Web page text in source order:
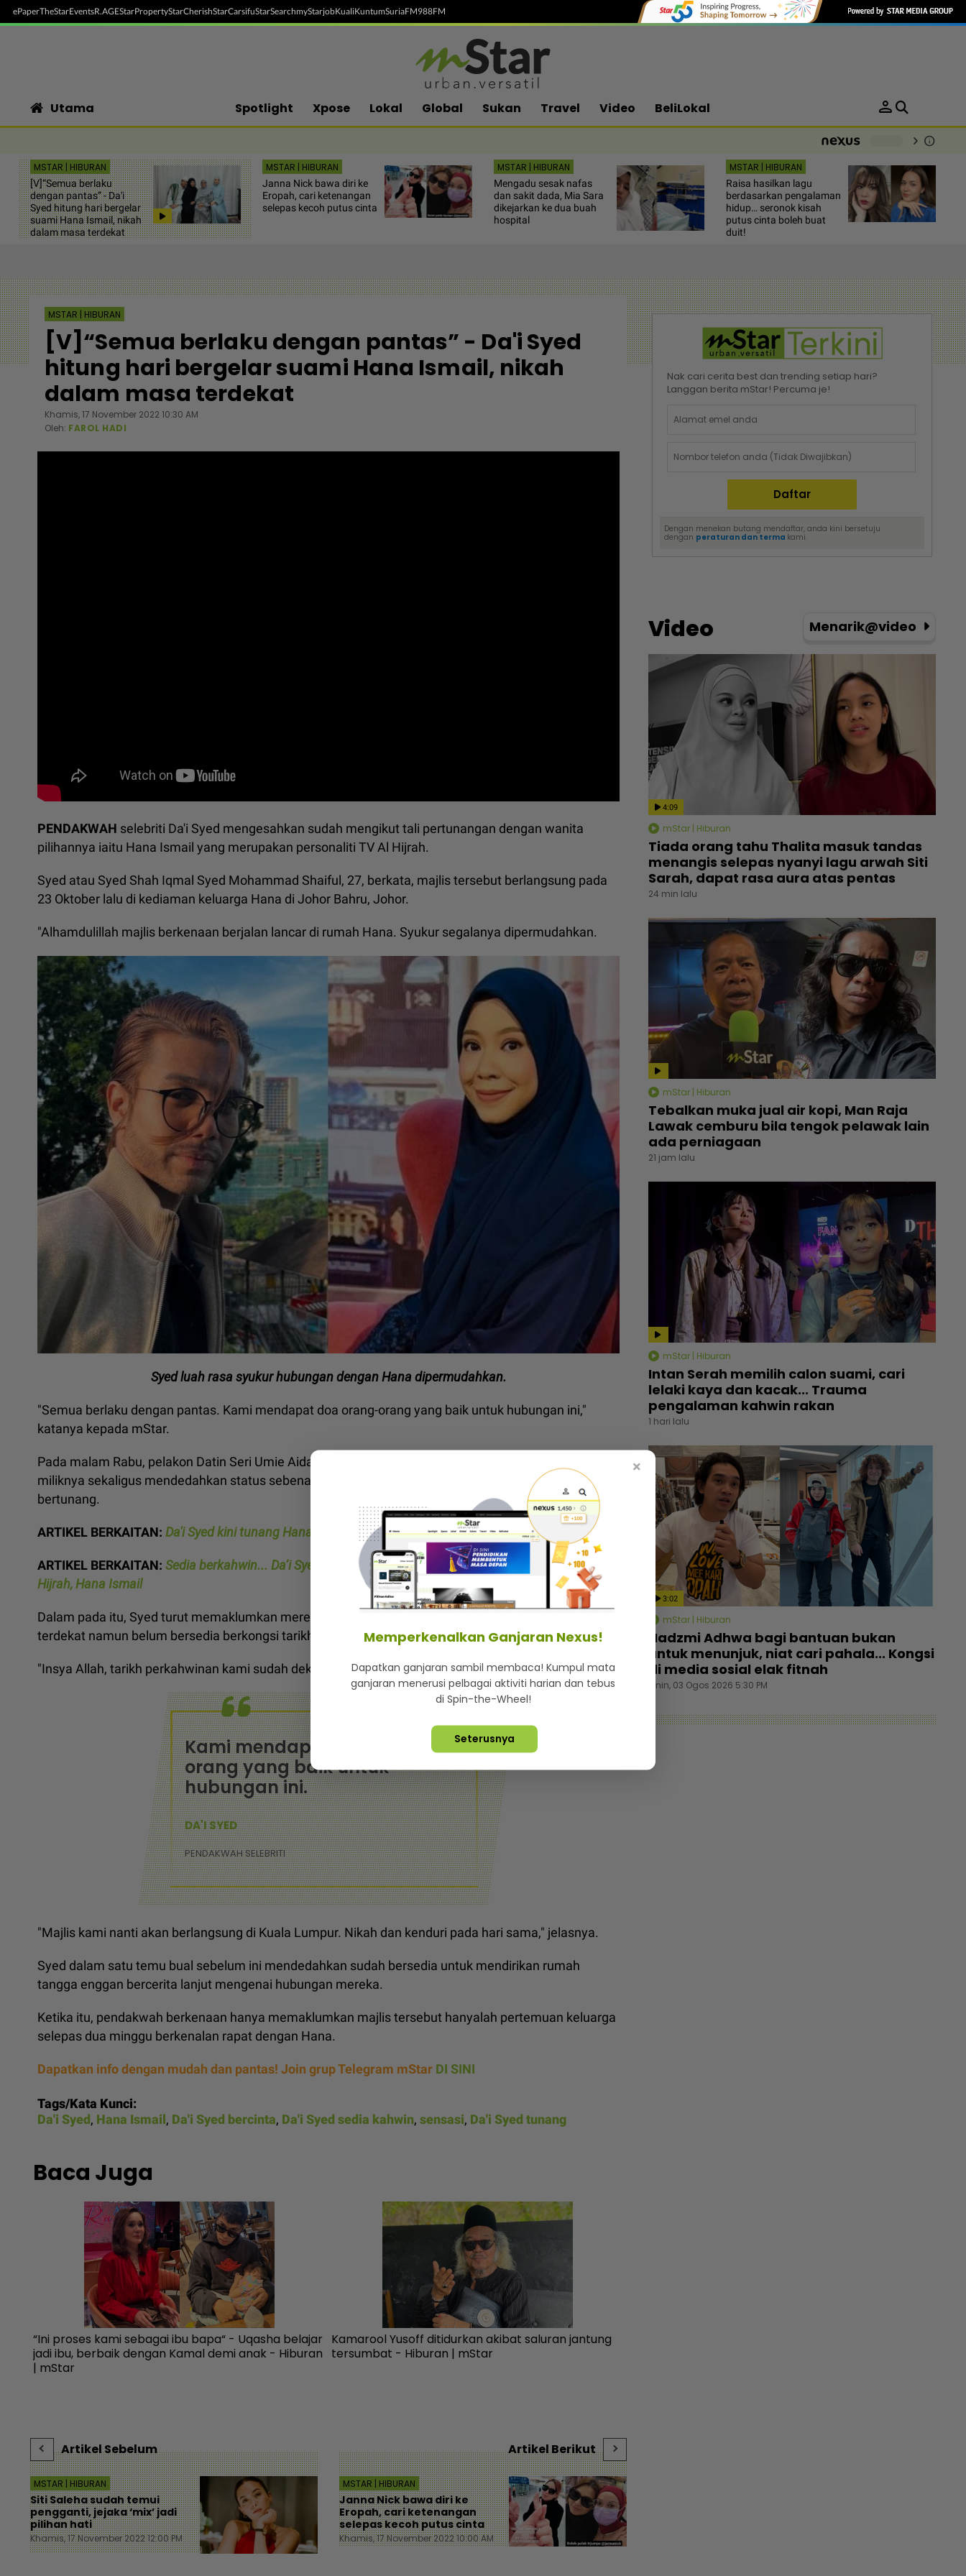
ePaperTheStarEventsR.AGEStarPropertyStarCherishStarCarsifuStarSearchmyStarjobKualiKuntumSuriaFM988FM
Utama Spotlight Xpose Lokal Global Sukan Travel Video BeliLokal person
chevron_right info
MSTAR | HIBURAN
[V]“Semua berlaku
dengan pantas” - Da'i
Syed hitung hari bergelar
suami Hana Ismail, nikah
dalam masa terdekat
MSTAR | HIBURAN
Janna Nick bawa diri ke
Eropah, cari ketenangan
selepas kecoh putus cinta
MSTAR | HIBURAN
Mengadu sesak nafas
dan sakit dada, Mia Sara
dikejarkan ke dua buah
hospital
MSTAR | HIBURAN
Raisa hasilkan lagu
berdasarkan pengalaman
hidup… seronok kisah
putus cinta boleh buat
duit!
MSTAR | HIBURAN
[V]“Semua berlaku dengan pantas” - Da'i Syed
hitung hari bergelar suami Hana Ismail, nikah
dalam masa terdekat
Khamis, 17 November 2022 10:30 AM
Oleh: FAROL HADI
PENDAKWAH selebriti Da'i Syed mengesahkan sudah mengikut tali pertunangan dengan wanita
pilihannya iaitu Hana Ismail yang merupakan personaliti TV Al Hijrah.
Syed atau Syed Shah Iqmal Syed Mohammad Shaiful, 27, berkata, majlis tersebut berlangsung pada
23 Oktober lalu di kediaman keluarga Hana di Johor Bahru, Johor.
"Alhamdulillah majlis berkenaan berjalan lancar di rumah Hana. Syukur segalanya dipermudahkan.
Syed luah rasa syukur hubungan dengan Hana dipermudahkan.
"Semua berlaku dengan pantas. Kami mendapat doa orang-orang yang baik untuk hubungan ini,"
katanya kepada mStar.
Pada malam Rabu, pelakon Datin Seri Umie Aida berkongsi majlis pasangan berkenaan di Instagram
miliknya sekaligus mendedahkan status sebenar hubungan Syed dan Hana yang dikhabarkan sudah
bertunang.
ARTIKEL BERKAITAN: Da'i Syed kini tunang Hana Ismail, Umie Aida pesan jaga amanah dengan baik
ARTIKEL BERKAITAN: Sedia berkahwin... Da’i Syed jawab status hubungan dengan pengacara TV Al
Hijrah, Hana Ismail
Dalam pada itu, Syed turut memaklumkan mereka akan disatukan sebagai suami isteri dalam masa
terdekat namun belum bersedia berkongsi tarikh sebenar pernikahan.
"Insya Allah, tarikh perkahwinan kami sudah dekat. Nanti saya akan kongsi.
Kami mendapat doa orang-
orang yang baik untuk
hubungan ini.
DA'I SYED
PENDAKWAH SELEBRITI
"Majlis kami nanti akan berlangsung di Kuala Lumpur. Nikah dan kenduri pada hari sama," jelasnya.
Syed dalam satu temu bual sebelum ini mendedahkan sudah bersedia untuk mendirikan rumah
tangga enggan bercerita lanjut mengenai hubungan mereka.
Ketika itu, pendakwah berkenaan hanya memaklumkan majlis tersebut hanyalah pertemuan keluarga
selepas dua minggu berkenalan rapat dengan Hana.
Dapatkan info dengan mudah dan pantas! Join grup Telegram mStar DI SINI
Tags/Kata Kunci:
Da'i Syed, Hana Ismail, Da'i Syed bercinta, Da'i Syed sedia kahwin, sensasi, Da'i Syed tunang
Baca Juga
“Ini proses kami sebagai ibu bapa“ - Uqasha belajar
jadi ibu, berbaik dengan Kamal demi anak - Hiburan
| mStar
Kamarool Yusoff ditidurkan akibat saluran jantung
tersumbat - Hiburan | mStar
Artikel Sebelum
MSTAR | HIBURAN
Siti Saleha sudah temui
pengganti, jejaka ‘mix’ jadi
pilihan hati
Khamis, 17 November 2022 12:00 PM
Artikel Berikut
MSTAR | HIBURAN
Janna Nick bawa diri ke
Eropah, cari ketenangan
selepas kecoh putus cinta
Khamis, 17 November 2022 10:00 AM
Nak cari cerita best dan trending setiap hari?
Langgan berita mStar! Percuma je!
Dengan menekan butang mendaftar, anda kini bersetuju
dengan peraturan dan terma kami.
Video Menarik@video
4:09
mStar | Hiburan
Tiada orang tahu Thalita masuk tandas
menangis selepas nyanyi lagu arwah Siti
Sarah, dapat rasa aura atas pentas
24 min lalu
mStar | Hiburan
Tebalkan muka jual air kopi, Man Raja
Lawak cemburu bila tengok pelawak lain
ada perniagaan
21 jam lalu
mStar | Hiburan
Intan Serah memilih calon suami, cari
lelaki kaya dan kacak... Trauma
pengalaman kahwin rakan
1 hari lalu
3:02
mStar | Hiburan
Nadzmi Adhwa bagi bantuan bukan
untuk menunjuk, niat cari pahala... Kongsi
di media sosial elak fitnah
Isnin, 03 Ogos 2026 5:30 PM
×
Memperkenalkan Ganjaran Nexus!
Dapatkan ganjaran sambil membaca! Kumpul mata
ganjaran menerusi pelbagai aktiviti harian dan tebus
di Spin-the-Wheel!
Seterusnya